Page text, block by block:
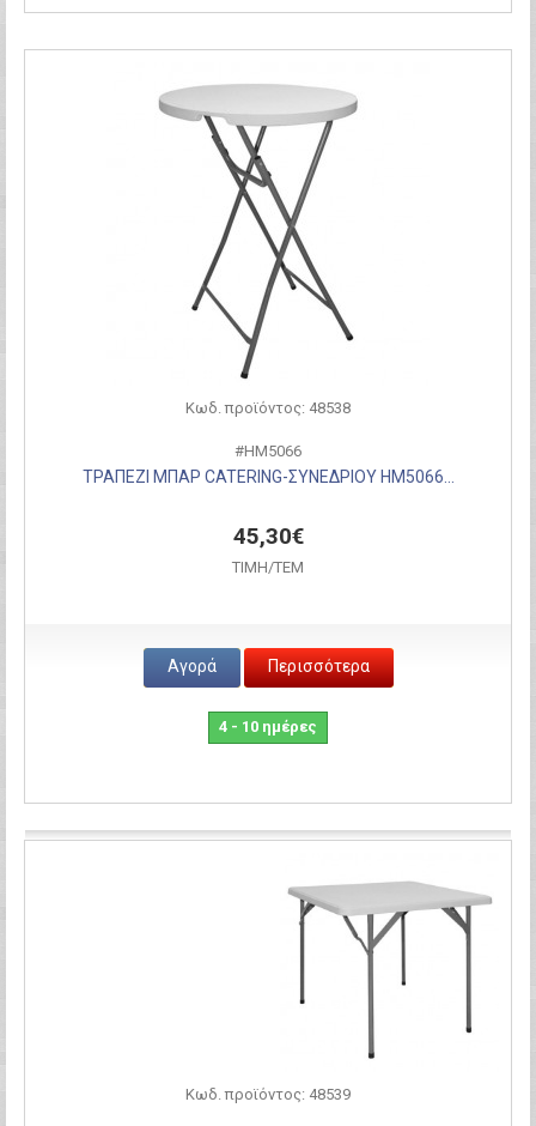
Κωδ. προϊόντος: 48538
#HM5066
ΤΡΑΠΕΖΙ ΜΠΑΡ CATERING-ΣΥΝΕΔΡΙΟΥ HM5066...
45,30€
ΤΙΜH/ΤΕΜ
Αγορά Περισσότερα
4 - 10 ημέρες
Κωδ. προϊόντος: 48539